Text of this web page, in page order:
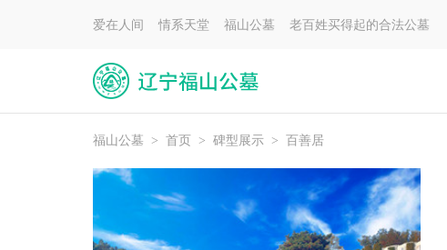
爱在人间 情系天堂 福山公墓 老百姓买得起的合法公墓
福山公墓 > 首页 > 碑型展示 > 百善居